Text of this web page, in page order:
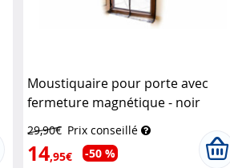
Moustiquaire pour porte avec
fermeture magnétique - noir
29,90€ Prix conseillé
14,95€ -50 %